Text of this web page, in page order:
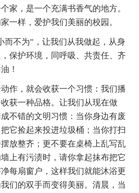
家，是一个充满书香气的地方。
一样，爱护我们美丽的校园。
不为”，让我们从我做起，从身
保护环境，同呼吸、共责任、齐
！
，就会收获一个习惯：我们播
获一种品格。让我们从现在做
不错的文明习惯：当你身边有废
它捡起来投进垃圾桶；当你打扫
放整齐；更不要在桌椅上乱写乱
上有污渍时，请你拿起抹布把它
每扇窗户，这样我们就能沐浴更
们的双手而变得美丽。清晨，当